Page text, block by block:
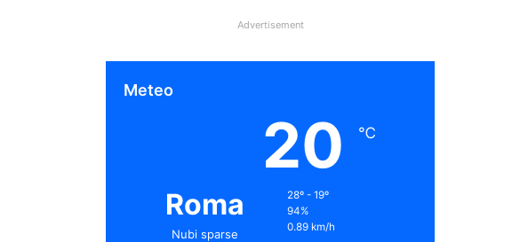
Advertisement
Meteo
Roma
Nubi sparse
20 ℃
28º - 19º
94%
0.89 km/h